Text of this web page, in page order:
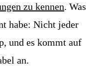
zu kennen. Was
habe: Nicht jeder
und es kommt auf
an.